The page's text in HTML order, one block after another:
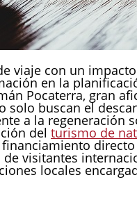
viaje con un
en la
Pocaterra, gran
solo buscan el
a la regeneración
del turismo de
visitantes
locales